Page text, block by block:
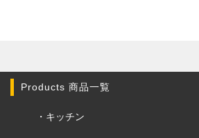
Products 商品一覧
キッチン